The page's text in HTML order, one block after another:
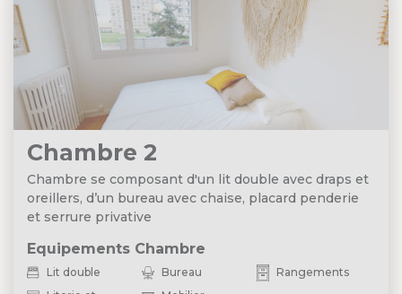
Chambre 2
Chambre se composant d'un lit double avec draps et
oreillers, d’un bureau avec chaise, placard penderie
et serrure privative
Equipements Chambre
Lit double Bureau
Rangements